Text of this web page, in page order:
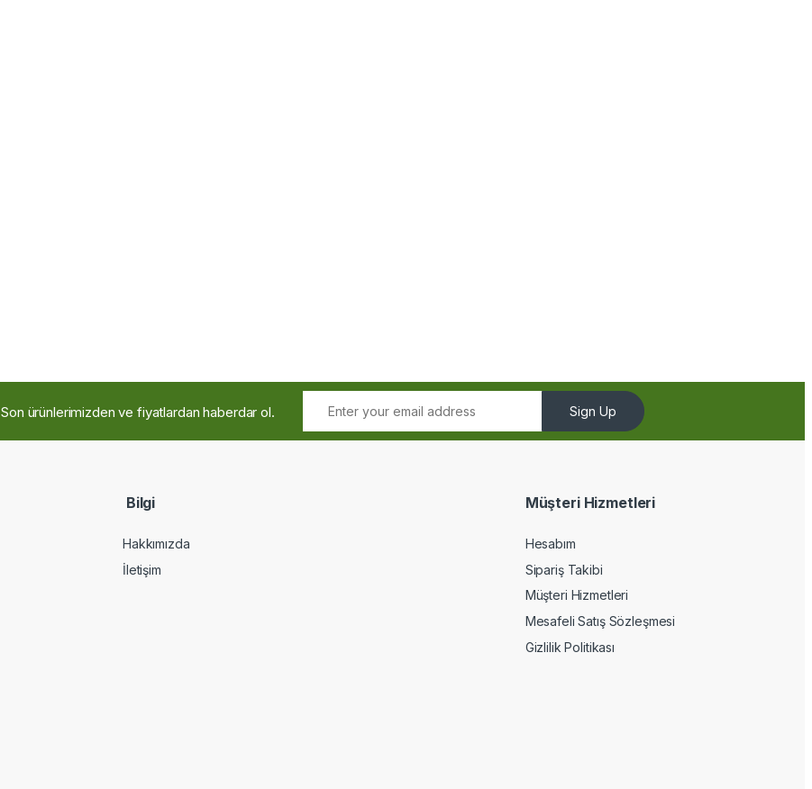
Son ürünlerimizden ve fiyatlardan haberdar ol. Sign Up
Bilgi
Hakkımızda
İletişim
Müşteri Hizmetleri
Hesabım
Sipariş Takibi
Müşteri Hizmetleri
Mesafeli Satış Sözleşmesi
Gizlilik Politikası